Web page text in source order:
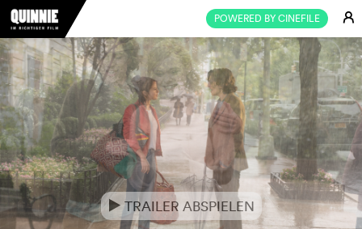
POWERED BY CINEFILE E
e TRAILER ABSPIELEN